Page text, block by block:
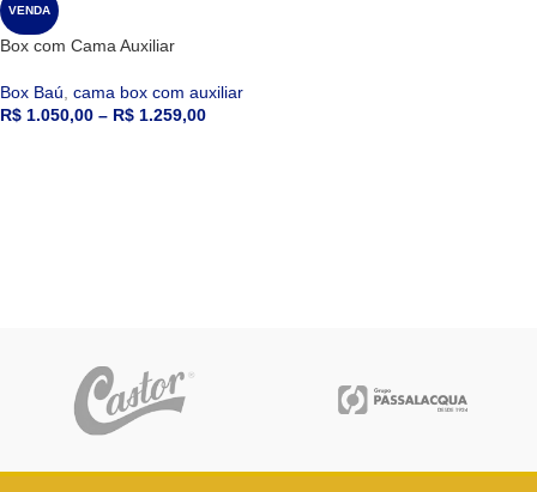
VENDA
Box com Cama Auxiliar
Box Baú, cama box com auxiliar
R$ 1.050,00 – R$ 1.259,00